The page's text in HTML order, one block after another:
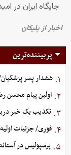
پربیننده‌ترین
۱. هشدار پسر
۲. اولین پیام محسن
۳. تکذیب یک خبر
۴. فوری/ جزئیات
۵. پرسپولیس در آستانه جذب ۳